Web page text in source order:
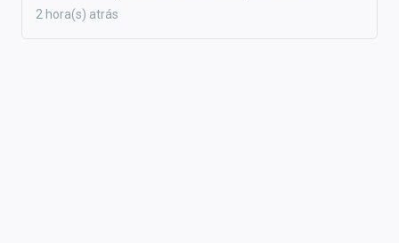
2 hora(s) atrás